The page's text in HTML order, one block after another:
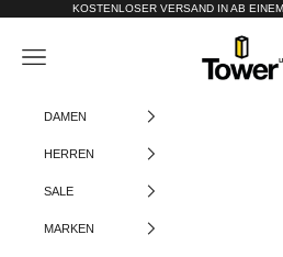
Zum Inhalt springenKOSTENLOSER VERSAND IN AB
Tower-
Menü
DAMEN
HERREN
SALE
MARKEN